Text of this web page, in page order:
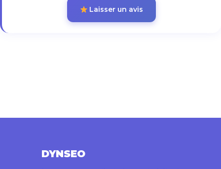
Laisser un avis
DYNSEO